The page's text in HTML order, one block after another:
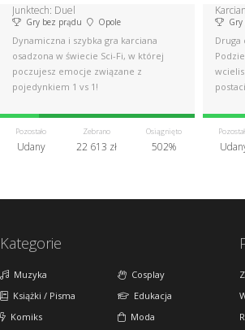
Junktech: Duel
Gry bez prądu Opole
Dynamiczna i szybka gra karciana
osadzona w świecie Sci-Fi, w której
poczujesz emocje związane z
pojedynkiem 1 vs 1!
Pozostało
Udany
Zebrano
22 613 zł
Osiągnięto
502%
Druga
Kategorie
Muzyka
Książki / Pisma
Komiks
Cosplay
Edukacja
Moda